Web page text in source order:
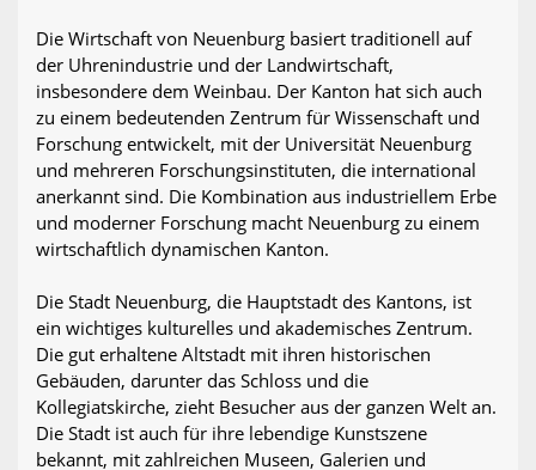
Die Wirtschaft von Neuenburg basiert traditionell auf
der Uhrenindustrie und der Landwirtschaft,
insbesondere dem Weinbau. Der Kanton hat sich auch
zu einem bedeutenden Zentrum für Wissenschaft und
Forschung entwickelt, mit der Universität Neuenburg
und mehreren Forschungsinstituten, die international
anerkannt sind. Die Kombination aus industriellem Erbe
und moderner Forschung macht Neuenburg zu einem
wirtschaftlich dynamischen Kanton.
Die Stadt Neuenburg, die Hauptstadt des Kantons, ist
ein wichtiges kulturelles und akademisches Zentrum.
Die gut erhaltene Altstadt mit ihren historischen
Gebäuden, darunter das Schloss und die
Kollegiatskirche, zieht Besucher aus der ganzen Welt an.
Die Stadt ist auch für ihre lebendige Kunstszene
bekannt, mit zahlreichen Museen, Galerien und